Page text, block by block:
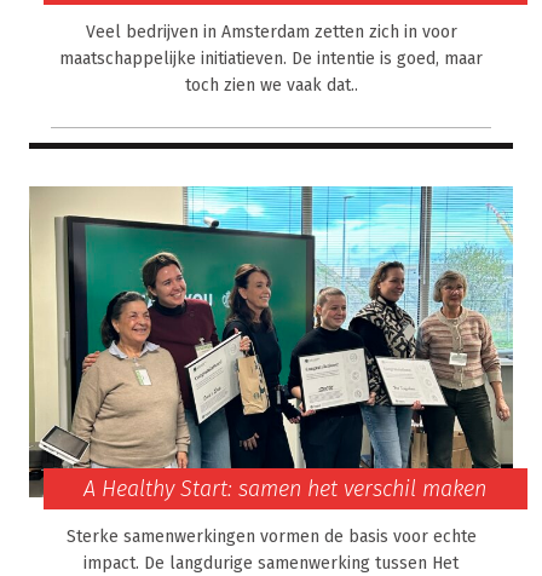
Veel bedrijven in Amsterdam zetten zich in voor
maatschappelijke initiatieven. De intentie is goed, maar
toch zien we vaak dat..
A Healthy Start: samen het verschil maken
Sterke samenwerkingen vormen de basis voor echte
impact. De langdurige samenwerking tussen Het